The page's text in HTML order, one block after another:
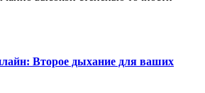
Второе дыхание для ваших